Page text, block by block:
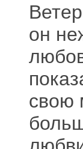
он
свою